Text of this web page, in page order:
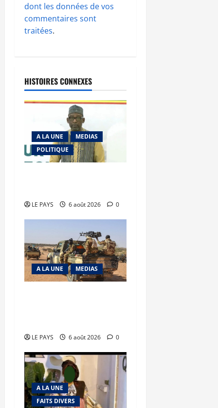
dont les données de vos
commentaires sont
traitées.
HISTOIRES CONNEXES
A LA UNE
MEDIAS
POLITIQUE
LE PAYS 6 août 2026 0
A LA UNE MEDIAS
LE PAYS 6 août 2026 0
A LA UNE
FAITS DIVERS